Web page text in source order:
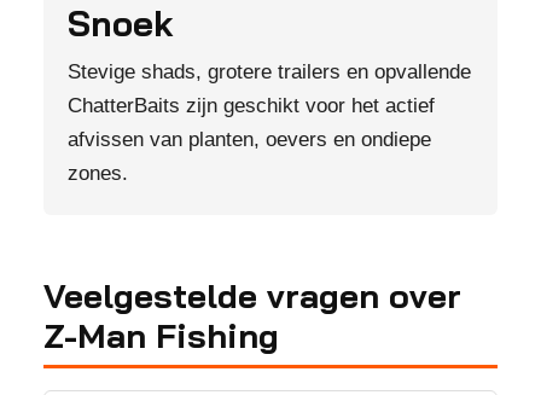
Snoek
Stevige shads, grotere trailers en opvallende
ChatterBaits zijn geschikt voor het actief
afvissen van planten, oevers en ondiepe
zones.
Veelgestelde vragen over
Z-Man Fishing